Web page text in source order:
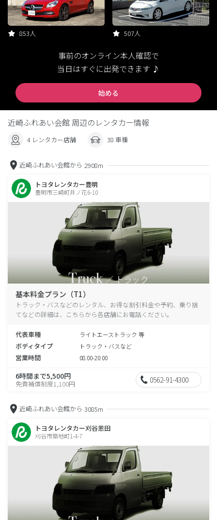
853人 507人
事前のオンライン本人確認で
当日はすぐに出発できます ♪
始める
近崎ふれあい会館 周辺のレンタカー情報
4 レンタカー店舗 38 車種
近崎ふれあい会館から 2908m
トヨタレンタカー豊明
豊明市三崎町井ノ花6-10
基本料金プラン（T1）
トラック・バスなどのレンタル、お得な割引料金や予約、乗り捨
てなどの詳細は、こちらから各店舗にお電話ください。
代表車種 ライトエーストラック 等
ボディタイプ トラック・バスなど
営業時間 08:00-20:00
6時間まで5,500円
免責補償制度1,100円 0562-91-4300
近崎ふれあい会館から 3085m
トヨタレンタカー刈谷恩田
刈谷市築地町1-4-7